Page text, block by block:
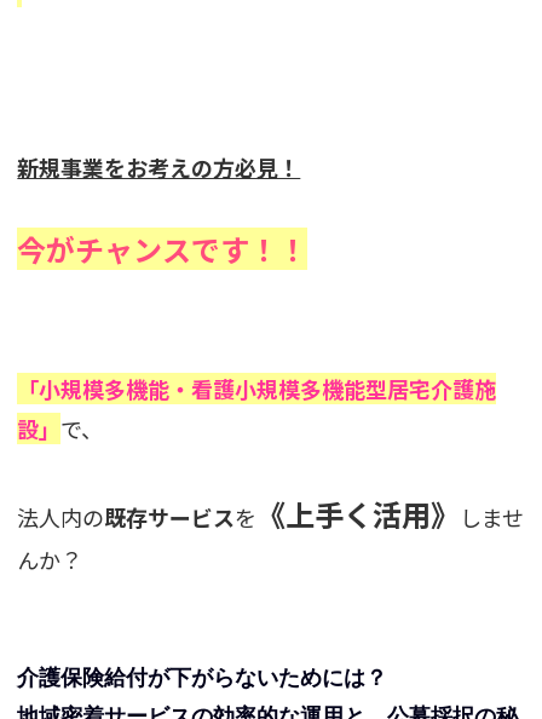
新規事業をお考えの方必見！
今がチャンスです！！
「小規模多機能・看護小規模多機能型居宅介護施
設」 で、
法人内の既存サービスを 《上手く活用》
しませ
んか？
介護保険給付が下がらないためには？